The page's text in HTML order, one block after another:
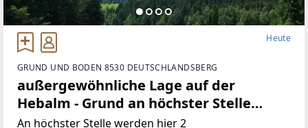
Heute
GRUND UND BODEN 8530 DEUTSCHLANDSBERG
außergewöhnliche Lage auf der
Hebalm - Grund an höchster Stelle
(Provisionsfrei)
An höchster Stelle werden hier 2